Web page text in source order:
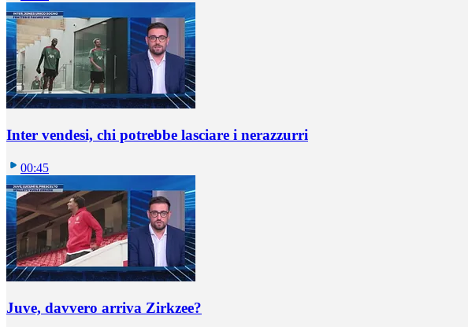
Inter vendesi, chi potrebbe lasciare i nerazzurri
00:45
Juve, davvero arriva Zirkzee?